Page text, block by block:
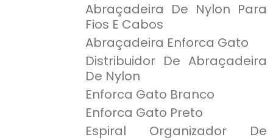
Abraçadeira De Nylon Para
Fios E Cabos
Abraçadeira Enforca Gato
Distribuidor De Abraçadeira
De Nylon
Enforca Gato Branco
Enforca Gato Preto
Espiral Organizador De